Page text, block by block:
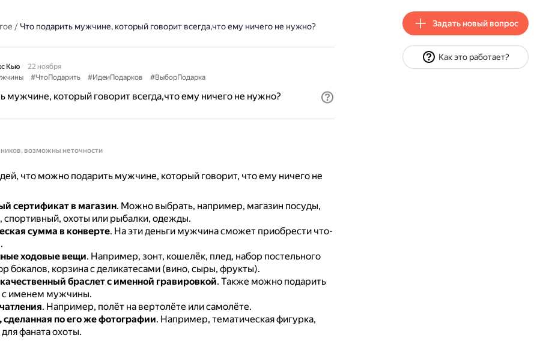
/ Что подарить мужчине, который говорит всегда,что ему ничего не нужно?
Кью
22 ноября
#ЧтоПодарить #ИдеиПодарков #ВыборПодарка
мужчине, который говорит всегда,что ему ничего не нужно?
возможны неточности
что можно подарить мужчине, который говорит, что ему ничего не
сертификат в магазин. Можно выбрать, например, магазин посуды,
спортивный, охоты или рыбалки, одежды.
сумма в конверте. На эти деньги мужчина сможет приобрести что-
ходовые вещи. Например, зонт, кошелёк, плед, набор постельного
бокалов, корзина с деликатесами (вино, сыры, фрукты).
браслет с именной гравировкой. Также можно подарить
с именем мужчины.
. Например, полёт на вертолёте или самолёте.
сделанная по его же фотографии. Например, тематическая фигурка,
фаната охоты.
Задать новый вопрос
Как это работает?